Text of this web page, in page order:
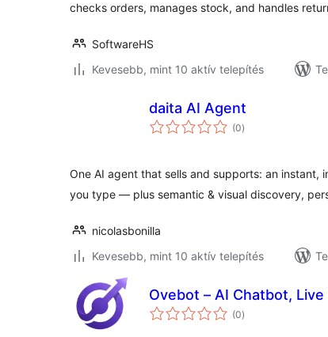
checks orders, manages stock, and handles
SoftwareHS
Kevesebb, mint 10 aktív telepítés
daita AI Agent
(0értékelés
összesen
)
One AI agent that sells and supports: an
you type — plus semantic & visual discovery,
nicolasbonilla
Kevesebb, mint 10 aktív telepítés
Ovebot – AI Chatbot,
(0értékelés
összesen
)